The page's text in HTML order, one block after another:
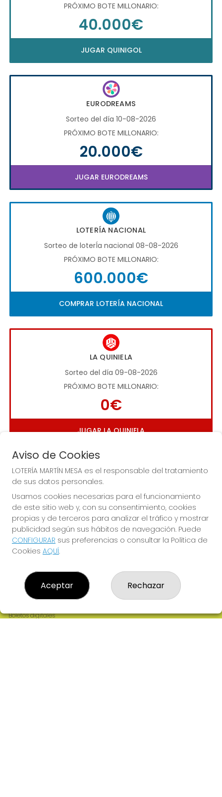
PRÓXIMO BOTE MILLONARIO:
40.000€
JUGAR QUINIGOL
EURODREAMS
Sorteo del día 10-08-2026
PRÓXIMO BOTE MILLONARIO:
20.000€
JUGAR EURODREAMS
LOTERÍA NACIONAL
Sorteo de loterÍa nacional 08-08-2026
PRÓXIMO BOTE MILLONARIO:
600.000€
COMPRAR LOTERÍA NACIONAL
LA QUINIELA
Sorteo del día 09-08-2026
PRÓXIMO BOTE MILLONARIO:
0€
JUGAR LA QUINIELA
Imagen anterior
LOTERÍA MARTÍN MESA
Resultados
Contacto
Empresas
Boletos digitales
Aviso de Cookies
LOTERÍA MARTÍN MESA es el responsable del tratamiento
de sus datos personales.
Usamos cookies necesarias para el funcionamiento
de este sitio web y, con su consentimiento, cookies
propias y de terceros para analizar el tráfico y mostrar
publicidad según sus hábitos de navegación. Puede
CONFIGURAR sus preferencias o consultar la Política de
Cookies AQUÍ.
Aceptar Rechazar